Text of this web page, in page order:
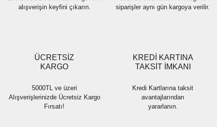
alışverişin keyfini çıkarın.
siparişler aynı gün kargoya verilir.
ÜCRETSİZ
KARGO
5000TL ve üzeri
Alışverişlerinizde Ücretsiz Kargo
Fırsatı!
KREDİ KARTINA
TAKSİT İMKANI
Kredi Kartlarına taksit
avantajlarından
yararlanın.